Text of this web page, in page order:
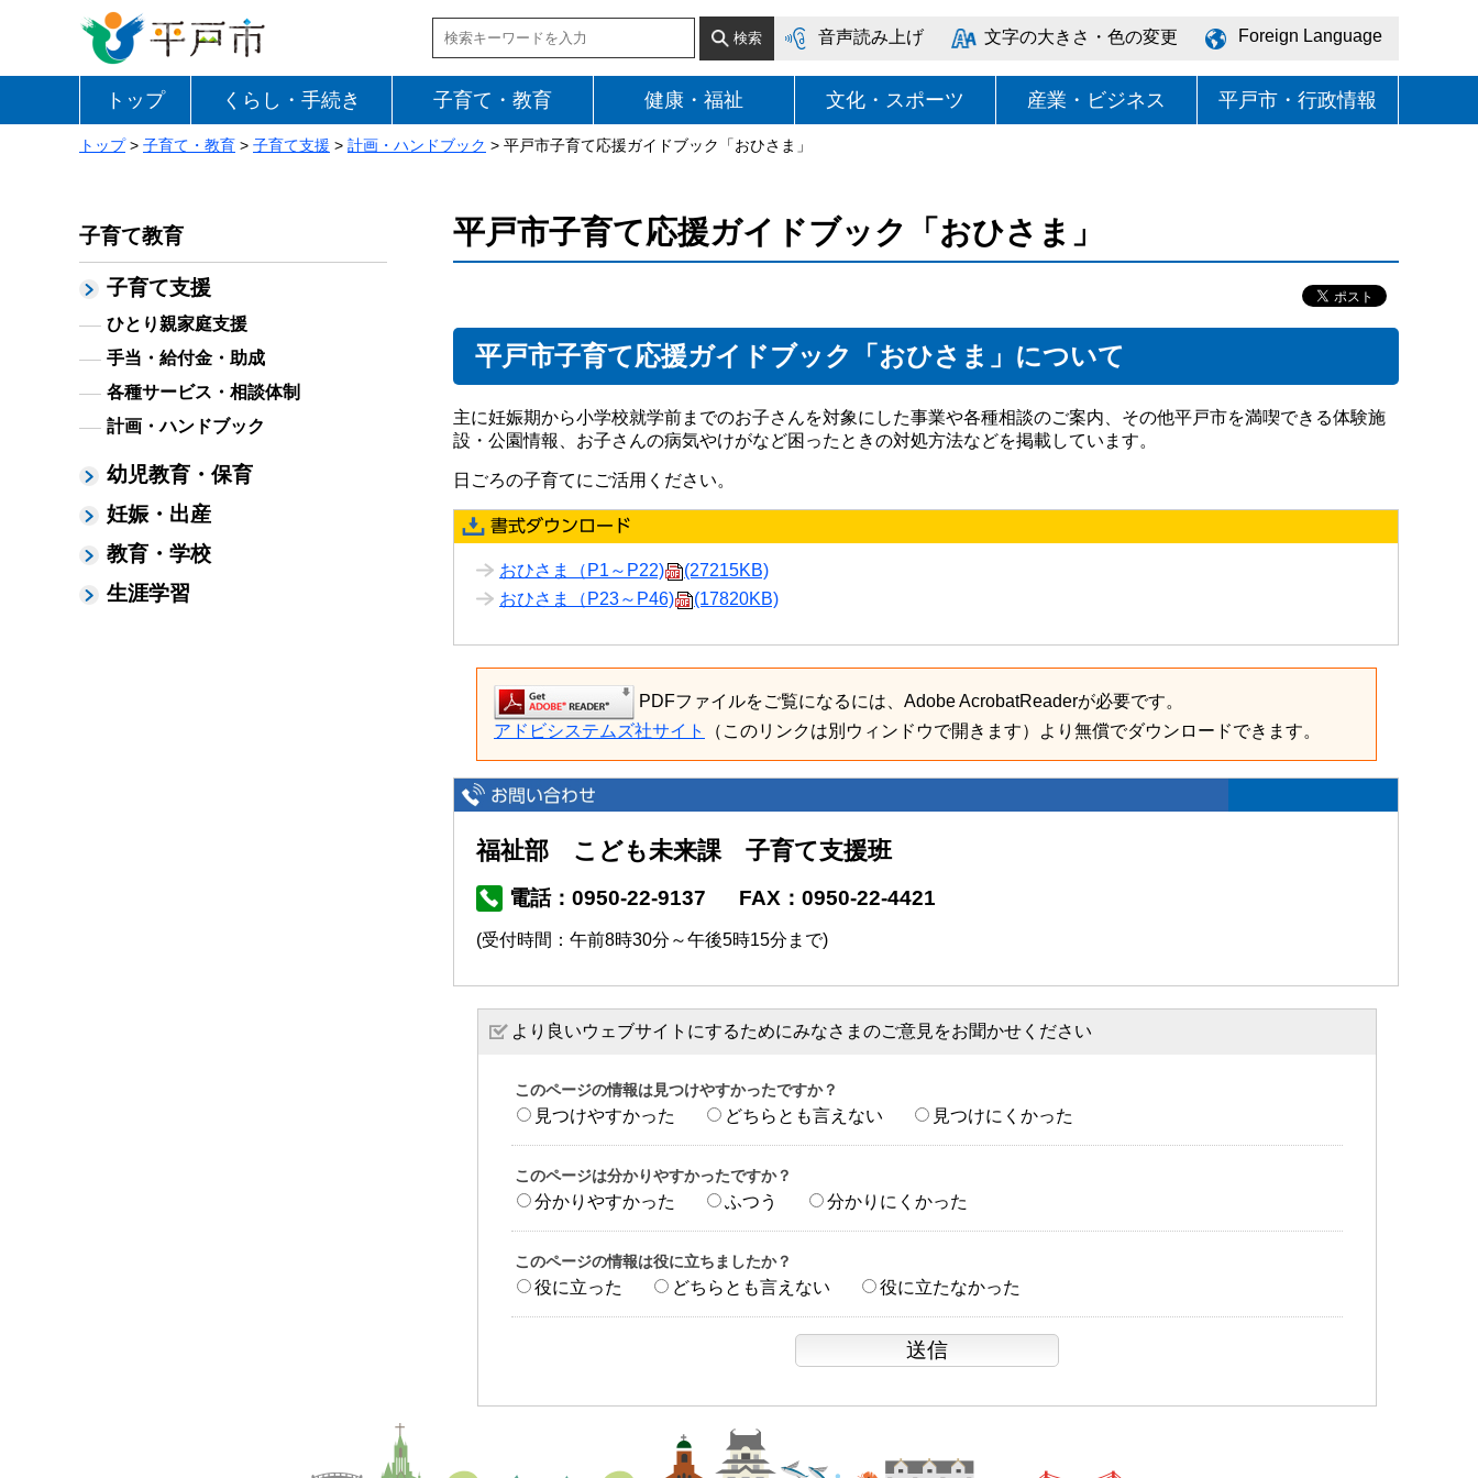
音声読み上げ 文字の大きさ・色の変更 Foreign Language
トップ くらし・手続き 子育て・教育 健康・福祉 文化・スポーツ 産業・ビジネス 平戸市・行政情報
トップ> 子育て・教育 > 子育て支援 > 計画・ハンドブック > 平戸市子育て応援ガイドブック「おひさま」
子育て教育
子育て支援
ひとり親家庭支援
手当・給付金・助成
各種サービス・相談体制
計画・ハンドブック
幼児教育・保育
妊娠・出産
教育・学校
生涯学習
平戸市子育て応援ガイドブック「おひさま」
平戸市子育て応援ガイドブック「おひさま」について
主に妊娠期から小学校就学前までのお子さんを対象にした事業や各種相談のご案内、その他平戸市を満喫できる体験施
設・公園情報、お子さんの病気やけがなど困ったときの対処方法などを掲載しています。
日ごろの子育てにご活用ください。
おひさま（P1～P22)
(27215KB)
おひさま（P23～P46)
(17820KB)
PDFファイルをご覧になるには、Adobe AcrobatReaderが必要です。
アドビシステムズ社サイト
（このリンクは別ウィンドウで開きます）より無償でダウンロードできます。
福祉部 こども未来課 子育て支援班
電話：0950-22-9137 FAX：0950-22-4421
(受付時間：午前8時30分～午後5時15分まで)
より良いウェブサイトにするためにみなさまのご意見をお聞かせください
このページの情報は見つけやすかったですか？
見つけやすかった どちらとも言えない 見つけにくかった
このページは分かりやすかったですか？
分かりやすかった ふつう 分かりにくかった
このページの情報は役に立ちましたか？
役に立った どちらとも言えない 役に立たなかった